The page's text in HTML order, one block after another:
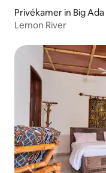
Privékamer in Big Ada
Lemon River